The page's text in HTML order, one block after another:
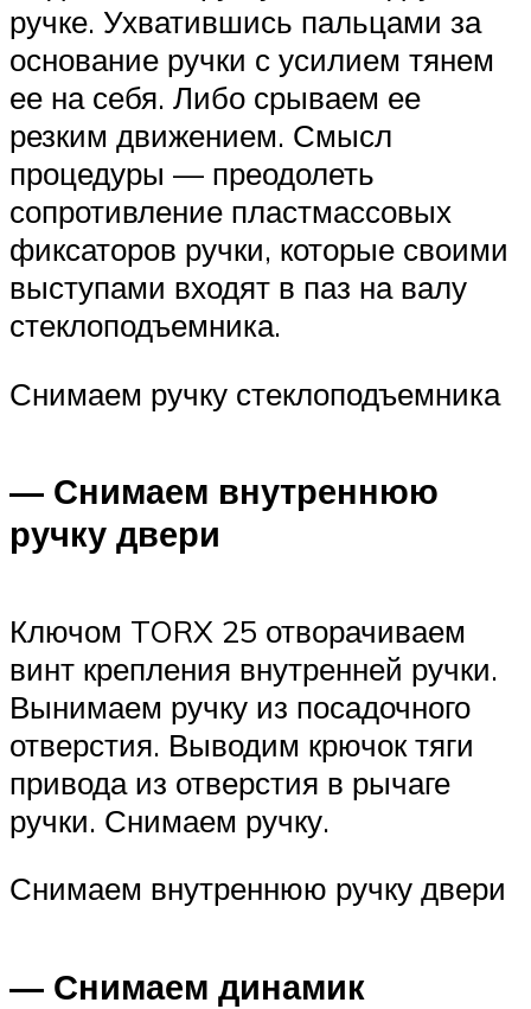
ручке. Ухватившись пальцами за
основание ручки с усилием тянем
ее на себя. Либо срываем ее
резким движением. Смысл
процедуры — преодолеть
сопротивление пластмассовых
фиксаторов ручки, которые своими
выступами входят в паз на валу
стеклоподъемника.
Снимаем ручку стеклоподъемника
— Снимаем внутреннюю
ручку двери
Ключом TORX 25 отворачиваем
винт крепления внутренней ручки.
Вынимаем ручку из посадочного
отверстия. Выводим крючок тяги
привода из отверстия в рычаге
ручки. Снимаем ручку.
Снимаем внутреннюю ручку двери
— Снимаем динамик